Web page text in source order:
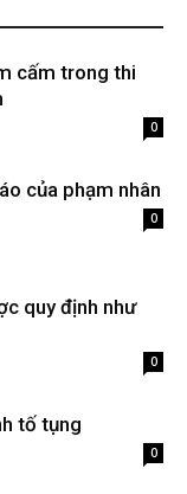
cấm trong thi
0
của phạm nhân
0
quy định như
0
tố tụng
0